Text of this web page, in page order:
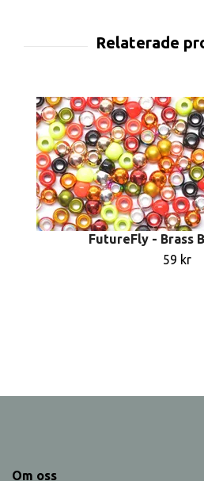
FutureFly - Brass
59 kr
Om oss